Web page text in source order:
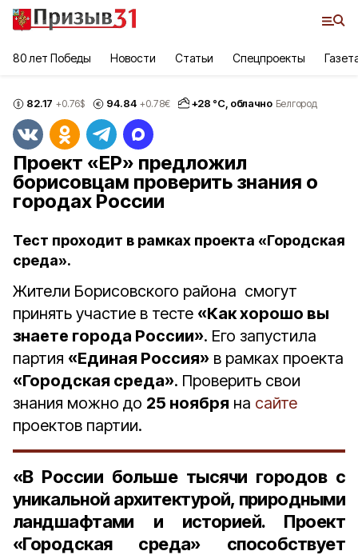
80 лет Победы Новости Статьи Спецпроекты
82.17 +0.76$ 94.84 +0.78€ +28 °С, облачно Белгород
Проект «ЕР» предложил
борисовцам проверить знания о
городах России
Тест проходит в рамках проекта «Городская
среда».
Жители Борисовского района смогут
принять участие в тесте «Как хорошо вы
знаете города России». Его запустила
партия «Единая Россия» в рамках проекта
«Городская среда». Проверить свои
знания можно до 25 ноября на сайте
проектов партии.
«В России больше тысячи городов с
уникальной архитектурой, природными
ландшафтами и историей. Проект
«Городская среда» способствует